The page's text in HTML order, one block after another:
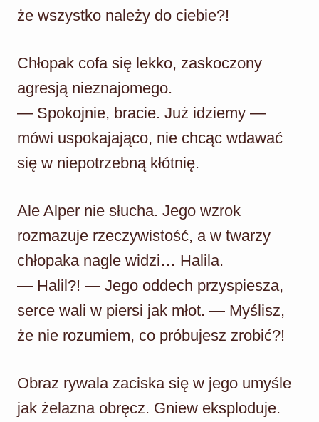
że wszystko należy do ciebie?!
Chłopak cofa się lekko, zaskoczony
agresją nieznajomego.
— Spokojnie, bracie. Już idziemy —
mówi uspokajająco, nie chcąc wdawać
się w niepotrzebną kłótnię.
Ale Alper nie słucha. Jego wzrok
rozmazuje rzeczywistość, a w twarzy
chłopaka nagle widzi… Halila.
— Halil?! — Jego oddech przyspiesza,
serce wali w piersi jak młot. — Myślisz,
że nie rozumiem, co próbujesz zrobić?!
Obraz rywala zaciska się w jego umyśle
jak żelazna obręcz. Gniew eksploduje.